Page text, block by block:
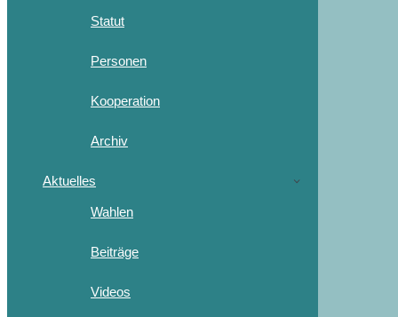
Statut
Personen
Kooperation
Archiv
Aktuelles
Wahlen
Beiträge
Videos